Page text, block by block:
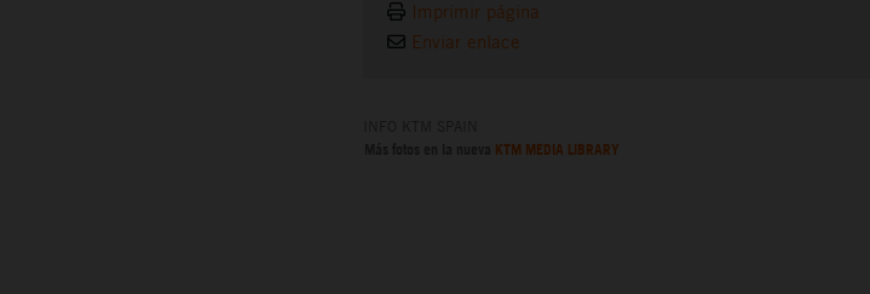
Imprimir página
Enviar enlace
KTM MEDIA LIBRARY